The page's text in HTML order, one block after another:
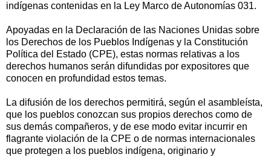
indígenas contenidas en la Ley Marco de Autonomías 031.
Apoyadas en la Declaración de las Naciones Unidas sobre
los Derechos de los Pueblos Indígenas y la Constitución
Política del Estado (CPE), estas normas relativas a los
derechos humanos serán difundidas por expositores que
conocen en profundidad estos temas.
La difusión de los derechos permitirá, según el asambleísta,
que los pueblos conozcan sus propios derechos como de
sus demás compañeros, y de ese modo evitar incurrir en
flagrante violación de la CPE o de normas internacionales
que protegen a los pueblos indígena, originario y